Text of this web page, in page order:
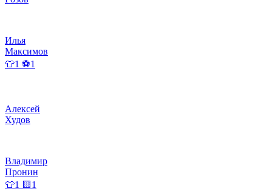
Илья
Максимов
👕1 ⚽1
Алексей
Худов
Владимир
Пронин
👕1 🟨1